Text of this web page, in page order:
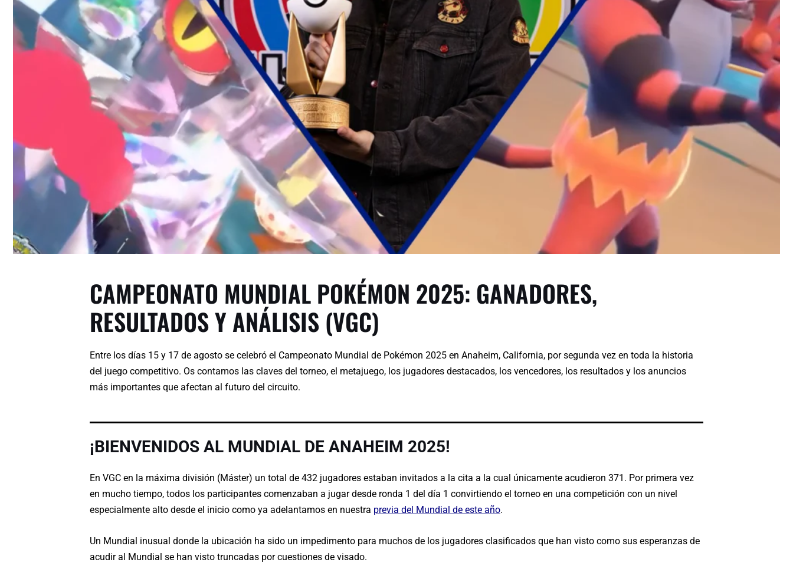
CAMPEONATO MUNDIAL POKÉMON 2025: GANADORES,
RESULTADOS Y ANÁLISIS (VGC)
Entre los días 15 y 17 de agosto se celebró el Campeonato Mundial de Pokémon 2025 en Anaheim, California, por segunda vez en toda la historia
del juego competitivo. Os contamos las claves del torneo, el metajuego, los jugadores destacados, los vencedores, los resultados y los anuncios
más importantes que afectan al futuro del circuito.
¡BIENVENIDOS AL MUNDIAL DE ANAHEIM 2025!
En VGC en la máxima división (Máster) un total de 432 jugadores estaban invitados a la cita a la cual únicamente acudieron 371. Por primera vez
en mucho tiempo, todos los participantes comenzaban a jugar desde ronda 1 del día 1 convirtiendo el torneo en una competición con un nivel
especialmente alto desde el inicio como ya adelantamos en nuestra previa del Mundial de este año.
Un Mundial inusual donde la ubicación ha sido un impedimento para muchos de los jugadores clasificados que han visto como sus esperanzas de
acudir al Mundial se han visto truncadas por cuestiones de visado.